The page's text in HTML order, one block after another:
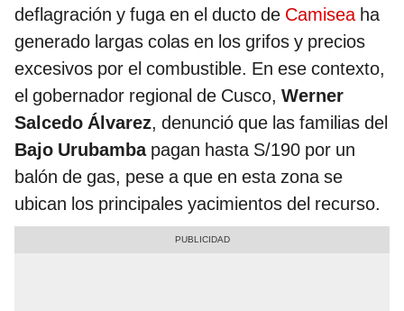
deflagración y fuga en el ducto de Camiseaha
generado largas colas en los grifos y precios
excesivos por el combustible. En ese contexto,
el gobernador regional de Cusco, Werner
Salcedo Álvarez, denunció que las familias del
Bajo Urubamba pagan hasta S/190 por un
balón de gas, pese a que en esta zona se
ubican los principales yacimientos del recurso.